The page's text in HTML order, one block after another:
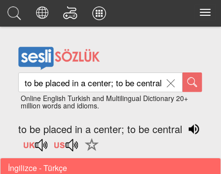
Online English Turkish and Multilingual Dictionary 20+
million words and idioms.
to be placed in a center; to be central
İngilizce - Türkçe